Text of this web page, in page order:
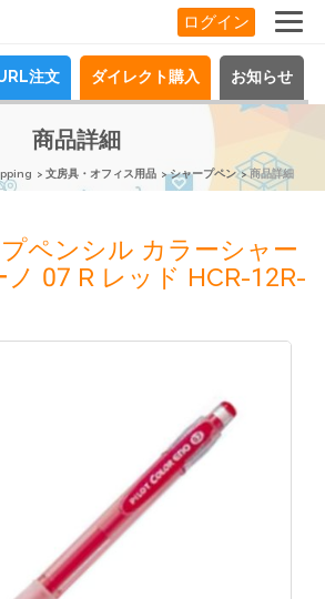
ログイン
注文 ダイレクト購入 お知らせ
商品詳細
文房具・オフィス用品 シャープペン 商品詳細
ペンシル カラーシャー
07 R レッド HCR-12R-